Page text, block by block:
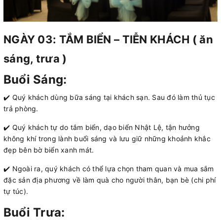
NGÀY 03: TẮM BIỂN – TIỄN KHÁCH ( ăn
sáng, trưa )
Buổi Sáng:
✔️ Quý khách dùng bữa sáng tại khách sạn. Sau đó làm thủ tục
trả phòng.
✔️ Quý khách tự do tắm biển, dạo biển Nhật Lệ, tận hưởng
không khí trong lành buổi sáng và lưu giữ những khoảnh khắc
đẹp bên bờ biển xanh mát.
✔️ Ngoài ra, quý khách có thể lựa chọn tham quan và mua sắm
đặc sản địa phương về làm quà cho người thân, bạn bè (chi phí
tự túc).
Buổi Trưa: